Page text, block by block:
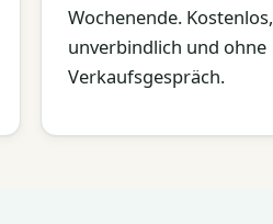
Wochenende. Kostenlos,
unverbindlich und ohne
Verkaufsgespräch.